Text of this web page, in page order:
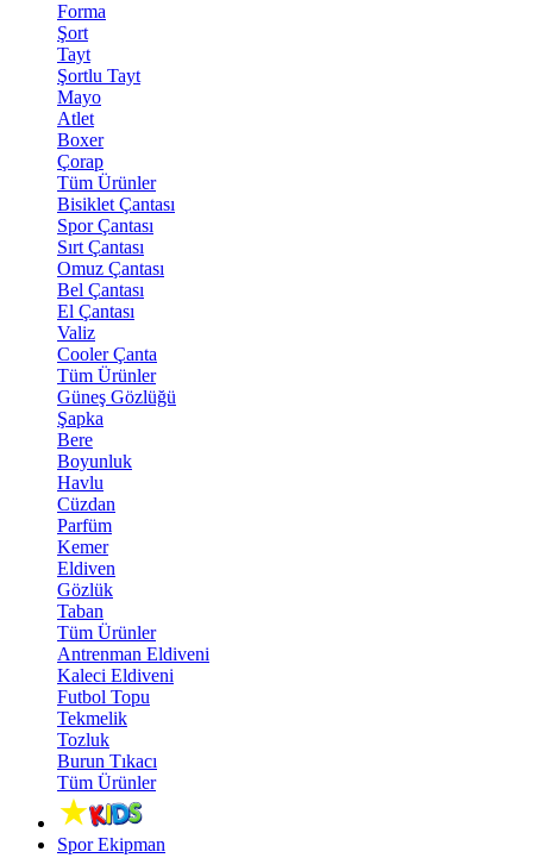
Forma
Şort
Tayt
Şortlu Tayt
Mayo
Atlet
Boxer
Çorap
Tüm Ürünler
Bisiklet Çantası
Spor Çantası
Sırt Çantası
Omuz Çantası
Bel Çantası
El Çantası
Valiz
Cooler Çanta
Tüm Ürünler
Güneş Gözlüğü
Şapka
Bere
Boyunluk
Havlu
Cüzdan
Parfüm
Kemer
Eldiven
Gözlük
Taban
Tüm Ürünler
Antrenman Eldiveni
Kaleci Eldiveni
Futbol Topu
Tekmelik
Tozluk
Burun Tıkacı
Tüm Ürünler
Spor Ekipman